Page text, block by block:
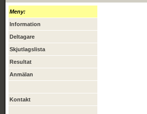
Meny:
Information
Deltagare
Skjutlagslista
Resultat
Anmälan
Kontakt